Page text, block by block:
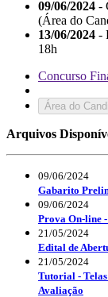
09/06/2024 -
(Área do
13/06/2024 -
18h
Concurso
Área do
Arquivos
09/06/2024
Gabarito
09/06/2024
Prova On-line
21/05/2024
Edital de
21/05/2024
Tutorial -
Avaliação